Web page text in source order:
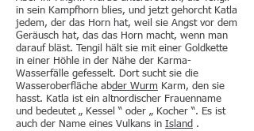
in sein Kampfhorn blies, und jetzt gehorcht Katla
jedem, der das Horn hat, weil sie Angst vor dem
Geräusch hat, das das Horn macht, wenn man
darauf bläst. Tengil hält sie mit einer Goldkette
in einer Höhle in der Nähe der Karma-
Wasserfälle gefesselt. Dort sucht sie die
Wasseroberfläche abder Wurm Karm, den sie
hasst. Katla ist ein altnordischer Frauenname
und bedeutet „ Kessel “ oder „ Kocher “. Es ist
auch der Name eines Vulkans in Island .